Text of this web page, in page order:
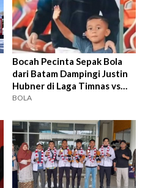
Bocah Pecinta Sepak Bola
dari Batam Dampingi Justin
Hubner di Laga Timnas vs
Filipina
BOLA